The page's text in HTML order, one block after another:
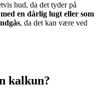
hud, da det tyder på
en dårlig lugt eller som
, da det kan være ved
kalkun?